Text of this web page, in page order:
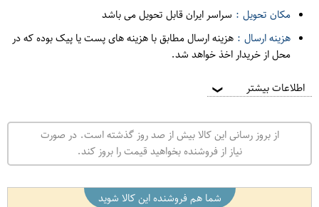
مکان تحویل : سراسر ایران قابل تحویل می باشد
هزینه ارسال : هزینه ارسال مطابق با هزینه های پست یا پیک بوده که در
محل از خریدار اخذ خواهد شد.
اطلاعات بیشتر ❯
از بروز رسانی این کالا بیش از صد روز گذشته است. در صورت
نیاز از فروشنده بخواهید قیمت را بروز کند.
شما هم فروشنده این کالا شوید